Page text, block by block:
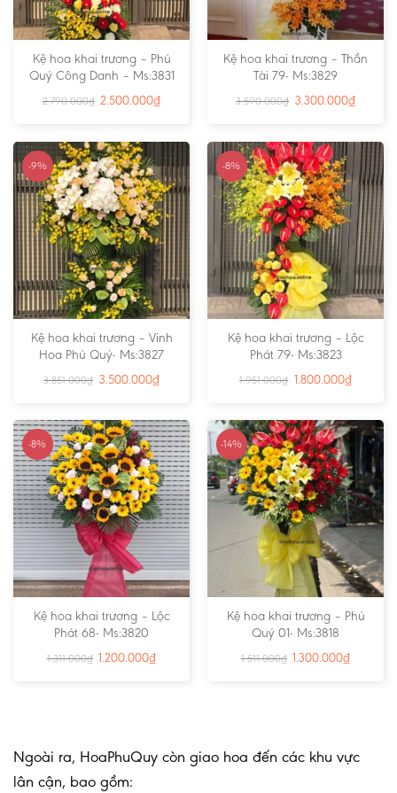
Kệ hoa khai trương – Phú
Quý Công Danh – Ms:3831
2.790.000₫ 2.500.000₫
Kệ hoa khai trương – Thần
Tài 79- Ms:3829
3.590.000₫ 3.300.000₫
-9%
Kệ hoa khai trương – Vinh
Hoa Phú Quý- Ms:3827
3.851.000₫ 3.500.000₫
-8%
Kệ hoa khai trương – Lộc
Phát 79- Ms:3823
1.951.000₫ 1.800.000₫
-8%
Kệ hoa khai trương – Lộc
Phát 68- Ms:3820
1.311.000₫ 1.200.000₫
-14%
Kệ hoa khai trương – Phú
Quý 01- Ms:3818
1.511.000₫ 1.300.000₫
Ngoài ra, HoaPhuQuy còn giao hoa đến các khu vực
lân cận, bao gồm: